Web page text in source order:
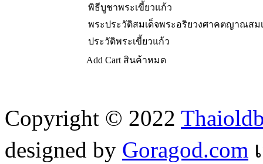
พิธีบูชาพระเขี้ยวแก้ว
พระประวัติสมเด็จพระอริยวงศาคตญาณสม
ประวัติพระเขี้ยวแก้ว
Add Cart สินค้าหมด
Copyright © 2022
designed by Goragod.com